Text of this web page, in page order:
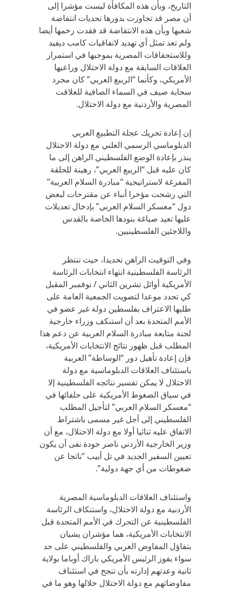
التاريخ، وبأن هذه المكافأة ليست مؤشرا إلى
أن مصر قد تجاوزت بدورها تحديات انتفاضة
شعبها وبأن هذه الانتفاضة قد فقدت زخمها أيضا
ولم تعد تمثل أي تهديد لاتفاقيات كامب ديفيد
وللاستحقاقات المصرية بموجبها في استمرار
العلاقات السابقة مع دولة الاحتلال وراعيها
الأمريكي، وكأنما “الربيع العربي” كان مجرد
سحابة صيف في السماء الصافية للعلاقت
المصرية والأردنية مع دولة الاحتلال.
إن إعادة تحريك عجلة التطبيع العربي
الدبلوماسي الرسمي العلني مع دولة الاحتلال
ينذر بإعادة الوضع الفلسطيني الراهن إلى ما
كان عليه قبل “الربيع العربي”، رهينة للحلقة
المفرغة لاستراتيجية “مبادرة السلام العربية”
التي رشحت مؤخرا أنباء عن مقترحات لبعض
دول “معسكر السلام العربي” بإدخال تعديلات
عليها تعيد صياغة بنودها الخاصة بالقدس
واللاجئين الفلسطينيين.
وفي التوقيت الراهن تحديدا، حيث تنتظر
الرئاسة الفلسطينية انتهاء انتخابات الرئاسة
الأمريكية أوائل تشرين الثاني / نوفمبر المقبل
كي تحدد موعدا لتصويت الجمعية العامة على
طلبها الاعتراف بفلسطين دولة غير عضو في
الأمم المتحدة بعد أن استنكف وزراء خارجية
لجنة متابعة مبادرة السلام العربية عن دعم هذا
المطلب قبل ظهور نتائج الانتخابات الأمريكية،
فإن إعادة تأهيل دور “الوساطة” العربية
باستئناف العلاقات الدبلوماسية مع دولة
الاحتلال لا يمكن تفسير نتائجه الفلسطينية إلا
في سياق الضغوط الأمريكية على حلفائها في
“معسكر السلام العربي” لتأجيل المطلب
الفلسطيني إلى أجل غير مسمى باشتراط
الاتفاق عليه ثنائيا أولا مع دولة الاحتلال، مع أن
وزير الخارجية الأردني ناصر جودة نفى أن يكون
تعيين السفير الجديد في تل أبيب “ناتجا عن
ضغوطات من أي جهة دولية”.
واستئناف العلاقات الدبلوماسية المصرية
الأردنية مع دولة الاحتلال، واستنكاف الرئاسة
الفلسطينية عن التحرك في الأمم المتحدة قبل
الانتخابات الأمريكية، هما مؤشران يشيان
بتفاؤل المفاوض العربي والفلسطيني على حد
سواء بفوز الرئيس الأمريكي باراك أوباما بولاية
ثانية وعدتهم إدارته بأن تنجح في استئناف
مفاوضاتهم مع دولة الاحتلال خلالها وهو ما في